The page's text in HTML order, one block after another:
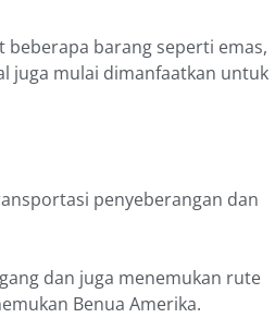
beberapa barang seperti emas,
juga mulai dimanfaatkan untuk
penyeberangan dan
dan juga menemukan rute
Benua Amerika.